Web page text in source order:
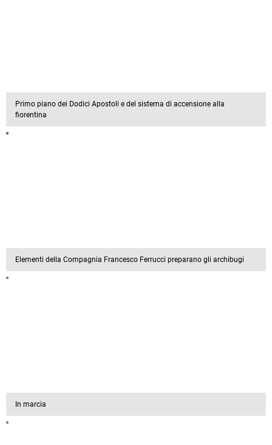
Primo piano dei Dodici Apostoli e del sistema di accensione alla
fiorentina
Elementi della Compagnia Francesco Ferrucci preparano gli archibugi
In marcia